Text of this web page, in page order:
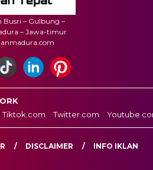
Busri – Gulbung –
– Jawa-timur
Tiktok.com Twitter.com
DISCLAIMER INFO IKLAN